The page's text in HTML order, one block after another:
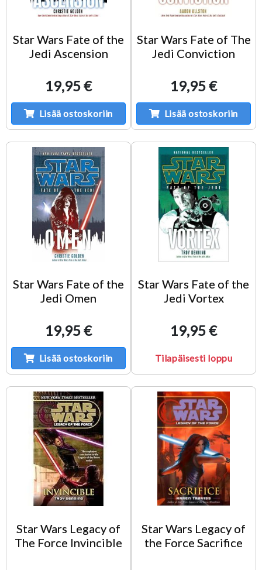
Star Wars Fate of the
Jedi Ascension
19,95 €
Lisää ostoskoriin
Star Wars Fate of The
Jedi Conviction
19,95 €
Lisää ostoskoriin
Star Wars Fate of the
Jedi Omen
19,95 €
Lisää ostoskoriin
Star Wars Fate of the
Jedi Vortex
19,95 €
Tilapäisesti loppu
Star Wars Legacy of
The Force Invincible
Star Wars Legacy of
the Force Sacrifice